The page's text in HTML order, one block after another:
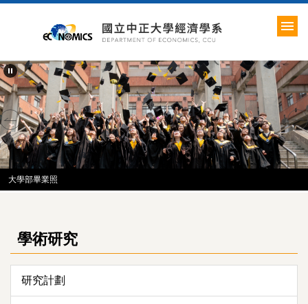
要
內
容
區
大學部畢業照
學術研究
研究計劃